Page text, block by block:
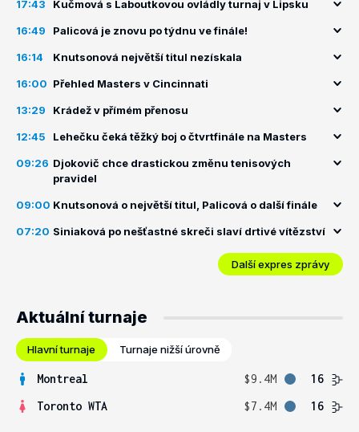
17:43 Kučmová s Laboutkovou ovládly turnaj v Lipsku
16:49 Palicová je znovu po týdnu ve finále!
16:14 Knutsonová největší titul nezískala
16:00 Přehled Masters v Cincinnati
13:29 Krádež v přímém přenosu
12:45 Lehečku čeká těžký boj o čtvrtfinále na Masters
09:26 Djokovič chce drastickou změnu tenisových
pravidel
09:00 Knutsonová o největší titul, Palicová o další finále
07:20 Siniaková po nešťastné skreči slaví drtivé vítězství
Další expres zprávy
Aktuální turnaje
Hlavní turnaje Turnaje nižší úrovně
Montreal $9.4M
16
Toronto WTA
$7.4M 16